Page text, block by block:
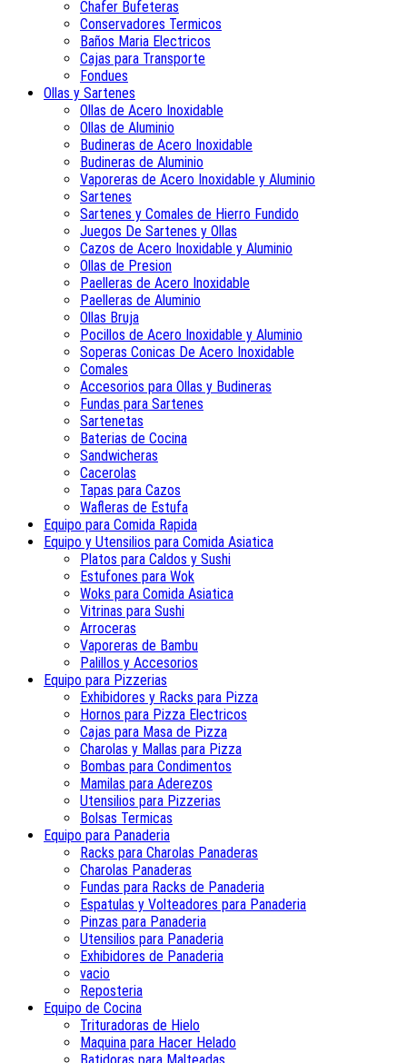
Chafer Bufeteras
Conservadores Termicos
Baños Maria Electricos
Cajas para Transporte
Fondues
Ollas y Sartenes
Ollas de Acero Inoxidable
Ollas de Aluminio
Budineras de Acero Inoxidable
Budineras de Aluminio
Vaporeras de Acero Inoxidable y Aluminio
Sartenes
Sartenes y Comales de Hierro Fundido
Juegos De Sartenes y Ollas
Cazos de Acero Inoxidable y Aluminio
Ollas de Presion
Paelleras de Acero Inoxidable
Paelleras de Aluminio
Ollas Bruja
Pocillos de Acero Inoxidable y Aluminio
Soperas Conicas De Acero Inoxidable
Comales
Accesorios para Ollas y Budineras
Fundas para Sartenes
Sartenetas
Baterias de Cocina
Sandwicheras
Cacerolas
Tapas para Cazos
Wafleras de Estufa
Equipo para Comida Rapida
Equipo y Utensilios para Comida Asiatica
Platos para Caldos y Sushi
Estufones para Wok
Woks para Comida Asiatica
Vitrinas para Sushi
Arroceras
Vaporeras de Bambu
Palillos y Accesorios
Equipo para Pizzerias
Exhibidores y Racks para Pizza
Hornos para Pizza Electricos
Cajas para Masa de Pizza
Charolas y Mallas para Pizza
Bombas para Condimentos
Mamilas para Aderezos
Utensilios para Pizzerias
Bolsas Termicas
Equipo para Panaderia
Racks para Charolas Panaderas
Charolas Panaderas
Fundas para Racks de Panaderia
Espatulas y Volteadores para Panaderia
Pinzas para Panaderia
Utensilios para Panaderia
Exhibidores de Panaderia
vacio
Reposteria
Equipo de Cocina
Trituradoras de Hielo
Maquina para Hacer Helado